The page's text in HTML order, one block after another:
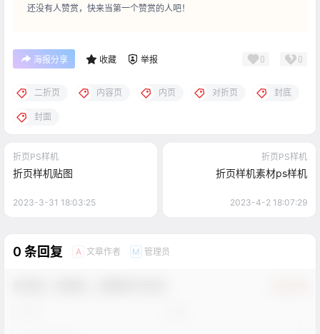
还没有人赞赏，快来当第一个赞赏的人吧！
海报分享 收藏 举报 0 0
二折页 内容页 内页 对折页 封底
封面
折页PS样机
折页样机贴图
2023-3-31 18:03:25
折页PS样机
折页样机素材ps样机
2023-4-2 18:07:29
0 条回复 A 文章作者 M 管理员